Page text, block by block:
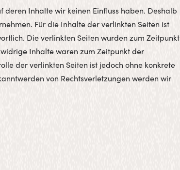
deren Inhalte wir keinen Einfluss haben. Deshalb
Für die Inhalte der verlinkten Seiten ist
Die verlinkten Seiten wurden zum Zeitpunkt
Inhalte waren zum Zeitpunkt der
der verlinkten Seiten ist jedoch ohne konkrete
von Rechtsverletzungen werden wir